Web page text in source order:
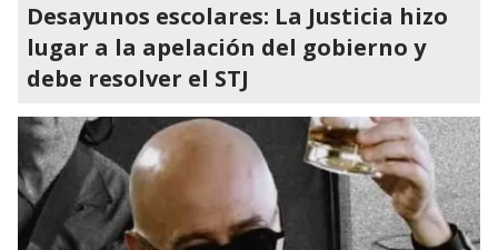
Desayunos escolares: La Justicia hizo
lugar a la apelación del gobierno y
debe resolver el STJ